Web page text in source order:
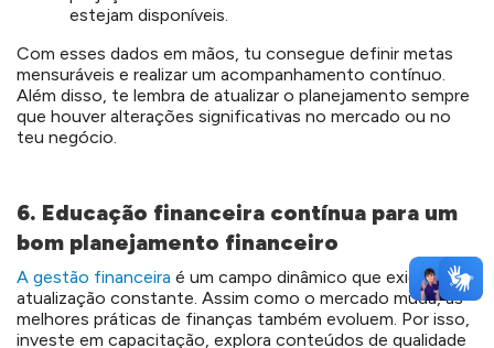
estejam disponíveis.
Com esses dados em mãos, tu consegue definir metas
mensuráveis e realizar um acompanhamento contínuo.
Além disso, te lembra de atualizar o planejamento sempre
que houver alterações significativas no mercado ou no
teu negócio.
6. Educação financeira contínua para um
bom planejamento financeiro
A gestão financeira é um campo dinâmico que exige
atualização constante. Assim como o mercado muda, as
melhores práticas de finanças também evoluem. Por isso,
investe em capacitação, explora conteúdos de qualidade